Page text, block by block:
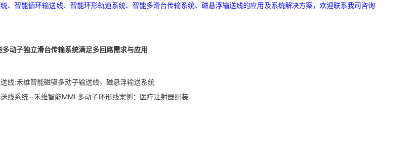
、智能循环输送线、智能环形轨道系统、智能多滑台传输系统、磁悬浮输送线的应用及系统解决方案，欢迎联系我司咨询
动子独立滑台传输系统满足多回路需求与应用
线:禾维智能磁驱多动子输送线，磁悬浮输送系统
线系统--禾维智能MML多动子环形线案例：医疗注射器组装